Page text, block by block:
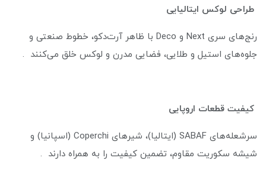
طراحی لوکس ایتالیایی
رنج‌های سری Next و Deco با ظاهر آرت‌دکو، خطوط صنعتی و
جلوه‌های استیل و طلایی، فضایی مدرن و لوکس خلق می‌کنند .
کیفیت قطعات اروپایی
سرشعله‌های SABAF (ایتالیا)، شیرهای Coperchi (اسپانیا) و
شیشه سکوریت مقاوم، تضمین کیفیت را به همراه دارند .